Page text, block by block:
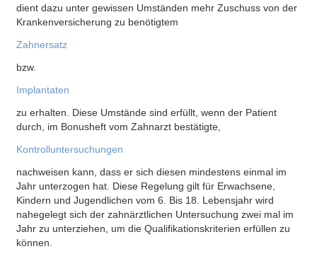
dient dazu unter gewissen Umständen mehr Zuschuss von der
Krankenversicherung zu benötigtem
Zahnersatz
bzw.
Implantaten
zu erhalten. Diese Umstände sind erfüllt, wenn der Patient
durch, im Bonusheft vom Zahnarzt bestätigte,
Kontrolluntersuchungen
nachweisen kann, dass er sich diesen mindestens einmal im
Jahr unterzogen hat. Diese Regelung gilt für Erwachsene,
Kindern und Jugendlichen vom 6. Bis 18. Lebensjahr wird
nahegelegt sich der zahnärztlichen Untersuchung zwei mal im
Jahr zu unterziehen, um die Qualifikationskriterien erfüllen zu
können.